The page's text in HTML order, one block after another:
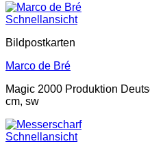
Schnellansicht
Bildpostkarten
Marco de Bré
Magic 2000 Produktion
cm, sw
Schnellansicht